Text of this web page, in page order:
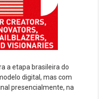
a etapa brasileira do
digital, mas com
presencialmente, na